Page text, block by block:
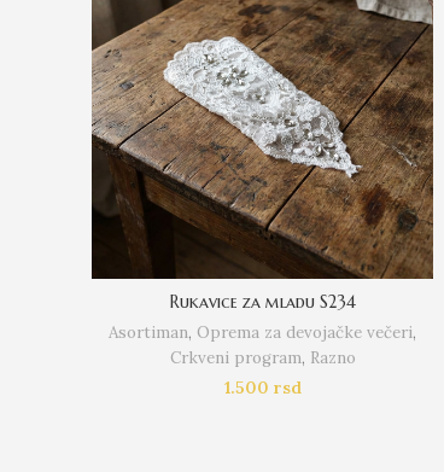
Rukavice za mladu S234
Asortiman, Oprema za devojačke večeri,
Crkveni program, Razno
1.500 rsd